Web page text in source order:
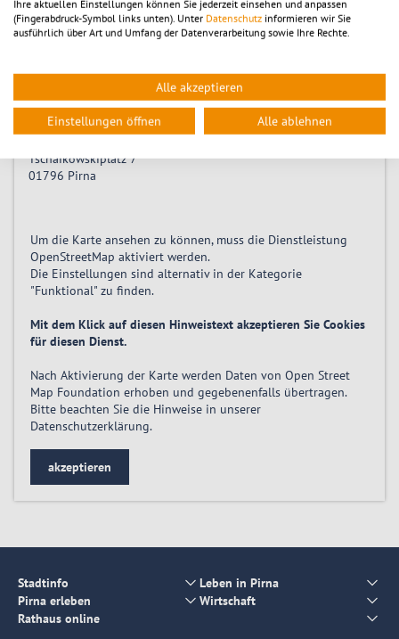
Samstag 20.01.2024, 11:00-12:00
Location
Tschaikowskiplatz 7
01796 Pirna
Um die Karte ansehen zu können, muss die Dienstleistung
OpenStreetMap aktiviert werden.
Die Einstellungen sind alternativ in der Kategorie
"Funktional" zu finden.
Mit dem Klick auf diesen Hinweistext akzeptieren Sie Cookies
für diesen Dienst.
Nach Aktivierung der Karte werden Daten von Open Street
Map Foundation erhoben und gegebenenfalls übertragen.
Bitte beachten Sie die Hinweise in unserer
Datenschutzerklärung.
akzeptieren
Stadtinfo
Leben in Pirna
Pirna erleben
Wirtschaft
Rathaus online
Ihre aktuellen Einstellungen können Sie jederzeit einsehen und anpassen
(Fingerabdruck-Symbol links unten). Unter Datenschutz informieren wir Sie
ausführlich über Art und Umfang der Datenverarbeitung sowie Ihre Rechte.
Alle akzeptieren
Einstellungen öffnen Alle ablehnen